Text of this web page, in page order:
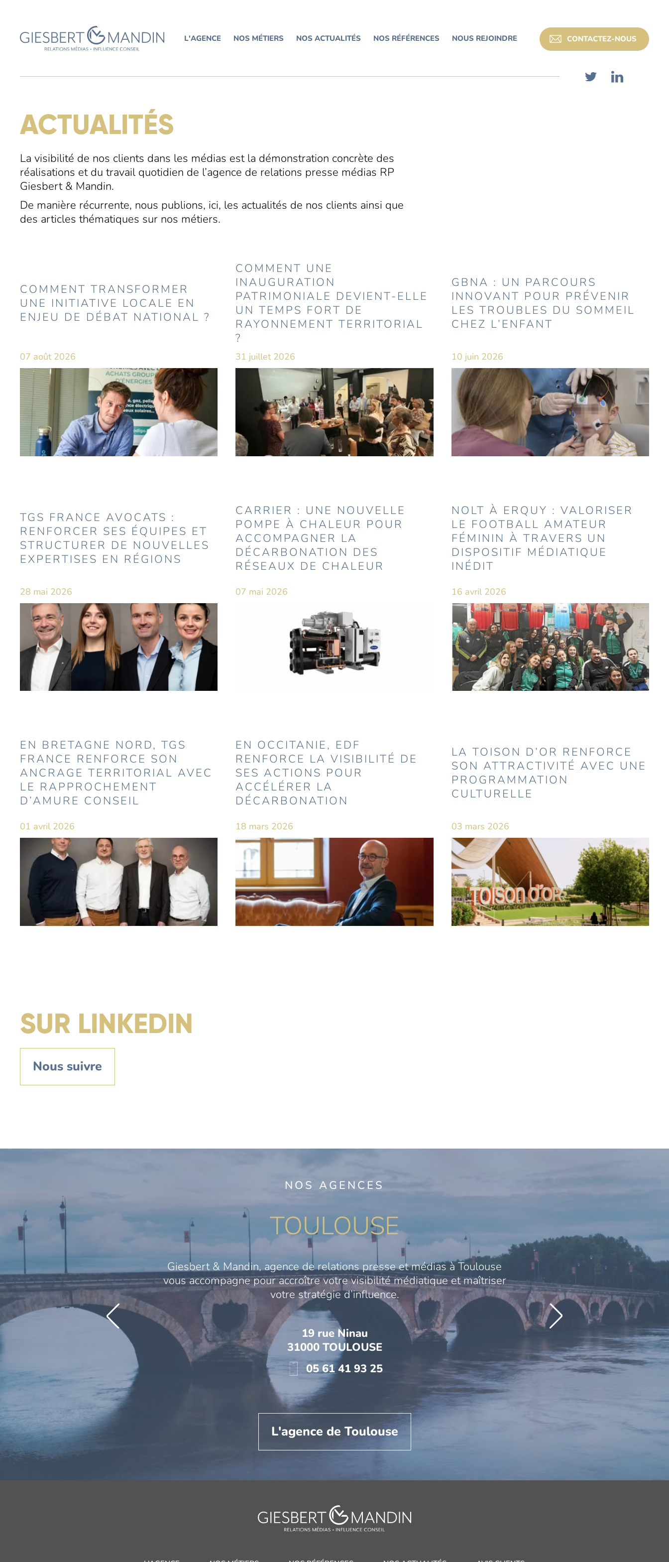
L'AGENCE NOS MÉTIERS NOS ACTUALITÉS NOS RÉFÉRENCES NOUS REJOINDRE CONTACTEZ-NOUS
ACTUALITÉS
La visibilité de nos clients dans les médias est la démonstration concrète des
réalisations et du travail quotidien de l’agence de relations presse médias RP
Giesbert & Mandin.
De manière récurrente, nous publions, ici, les actualités de nos clients ainsi que
des articles thématiques sur nos métiers.
COMMENT TRANSFORMER
UNE INITIATIVE LOCALE EN
ENJEU DE DÉBAT NATIONAL ?
07 août 2026
COMMENT UNE
INAUGURATION
PATRIMONIALE DEVIENT-ELLE
UN TEMPS FORT DE
RAYONNEMENT TERRITORIAL
?
31 juillet 2026
GBNA : UN PARCOURS
INNOVANT POUR PRÉVENIR
LES TROUBLES DU SOMMEIL
CHEZ L’ENFANT
10 juin 2026
TGS FRANCE AVOCATS :
RENFORCER SES ÉQUIPES ET
STRUCTURER DE NOUVELLES
EXPERTISES EN RÉGIONS
28 mai 2026
CARRIER : UNE NOUVELLE
POMPE À CHALEUR POUR
ACCOMPAGNER LA
DÉCARBONATION DES
RÉSEAUX DE CHALEUR
07 mai 2026
NOLT À ERQUY : VALORISER
LE FOOTBALL AMATEUR
FÉMININ À TRAVERS UN
DISPOSITIF MÉDIATIQUE
INÉDIT
16 avril 2026
EN BRETAGNE NORD, TGS
FRANCE RENFORCE SON
ANCRAGE TERRITORIAL AVEC
LE RAPPROCHEMENT
D’AMURE CONSEIL
01 avril 2026
EN OCCITANIE, EDF
RENFORCE LA VISIBILITÉ DE
SES ACTIONS POUR
ACCÉLÉRER LA
DÉCARBONATION
18 mars 2026
LA TOISON D’OR RENFORCE
SON ATTRACTIVITÉ AVEC UNE
PROGRAMMATION
CULTURELLE
03 mars 2026
SUR LINKEDIN
Nous suivre
NOS AGENCES
TOULOUSE
Giesbert & Mandin, agence de relations presse et médias à Toulouse
vous accompagne pour accroître votre visibilité médiatique et maîtriser
votre stratégie d’influence.
19 rue Ninau
31000 TOULOUSE
05 61 41 93 25
L'agence de Toulouse